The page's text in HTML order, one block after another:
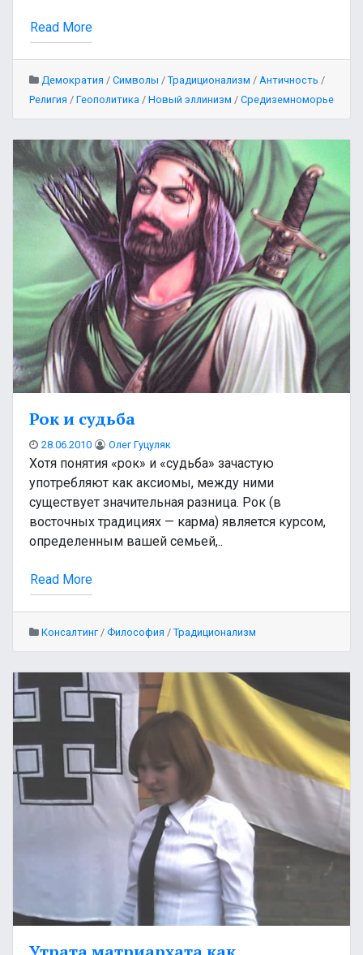
Read More
Демократия / Символы / Традиционализм / Античность /
Религия / Геополитика / Новый эллинизм / Средиземноморье
Рок и судьба
28.06.2010 Олег Гуцуляк
Хотя понятия «рок» и «судьба» зачастую
употребляют как аксиомы, между ними
существует значительная разница. Рок (в
восточных традициях — карма) является курсом,
определенным вашей семьей,..
Read More
Консалтинг/ Философия / Традиционализм